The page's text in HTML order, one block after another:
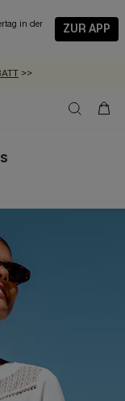
in der
ZUR APP
ARTIKEL >>
>>
€